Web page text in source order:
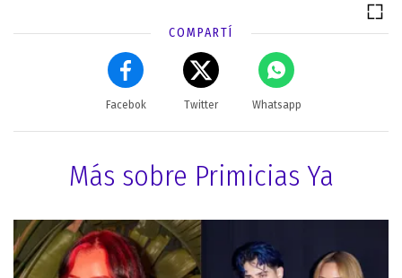
COMPARTÍ
Facebok Twitter Whatsapp
Más sobre Primicias Ya